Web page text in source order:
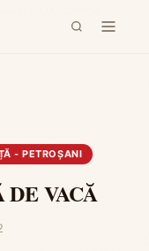
- PETROŞANI
VACĂ